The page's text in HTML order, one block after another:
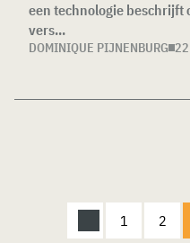
een technologie beschrijft
vers...
DOMINIQUE PIJNENBURG
1 2